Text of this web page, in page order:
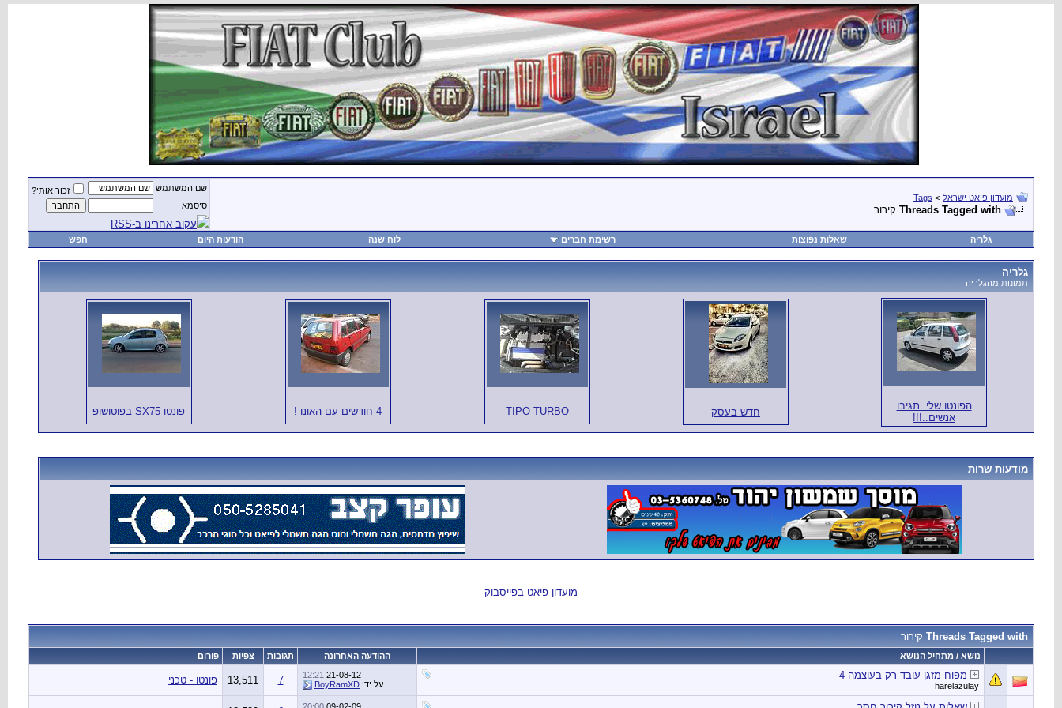
מועדון פיאט ישראל >
Tags
Threads Tagged with קירור
שם המשתמש
זכור אותי?
סיסמא
עקוב אחרינו ב-RSS
גלריה שאלות נפוצות רשימת חברים לוח שנה הודעות היום חפש
גלריה
תמונות מהגלריה
הפונטו שלי..תגיבו
אנשים..!!!
חדש בעסק TIPO TURBO 4 חודשים עם האונו ! פונטו SX75 בפוטושופ
מודעות שרות
מועדון פיאט בפייסבוק
Threads Tagged with קירור
נושא / מתחיל הנושא ההודעה האחרונה תגובות צפיות פורום
מפוח מזגן עובד רק בעוצמה 4
harelazulay
21-08-12
12:21
על ידי BoyRamXD
7
13,511 פונטו - טכני